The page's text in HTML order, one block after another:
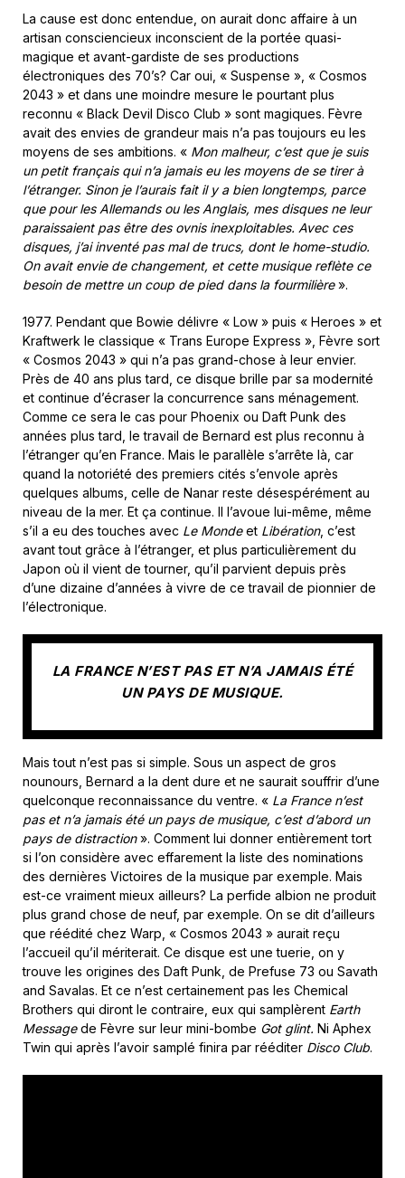
La cause est donc entendue, on aurait donc affaire à un
artisan consciencieux inconscient de la portée quasi-
magique et avant-gardiste de ses productions
électroniques des 70’s? Car oui, « Suspense », « Cosmos
2043 » et dans une moindre mesure le pourtant plus
reconnu « Black Devil Disco Club » sont magiques. Fèvre
avait des envies de grandeur mais n’a pas toujours eu les
moyens de ses ambitions. « Mon malheur, c’est que je suis
un petit français qui n’a jamais eu les moyens de se tirer à
l’étranger. Sinon je l’aurais fait il y a bien longtemps, parce
que pour les Allemands ou les Anglais, mes disques ne leur
paraissaient pas être des ovnis inexploitables. Avec ces
disques, j’ai inventé pas mal de trucs, dont le home-studio.
On avait envie de changement, et cette musique reflète ce
besoin de mettre un coup de pied dans la fourmilière».
1977. Pendant que Bowie délivre « Low » puis « Heroes » et
Kraftwerk le classique « Trans Europe Express », Fèvre sort
« Cosmos 2043 » qui n’a pas grand-chose à leur envier.
Près de 40 ans plus tard, ce disque brille par sa modernité
et continue d’écraser la concurrence sans ménagement.
Comme ce sera le cas pour Phoenix ou Daft Punk des
années plus tard, le travail de Bernard est plus reconnu à
l’étranger qu’en France. Mais le parallèle s’arrête là, car
quand la notoriété des premiers cités s’envole après
quelques albums, celle de Nanar reste désespérément au
niveau de la mer. Et ça continue. Il l’avoue lui-même, même
s’il a eu des touches avec Le Mondeet Libération, c’est
avant tout grâce à l’étranger, et plus particulièrement du
Japon où il vient de tourner, qu’il parvient depuis près
d’une dizaine d’années à vivre de ce travail de pionnier de
l’électronique.
LA FRANCE N’EST PAS ET N’A JAMAIS ÉTÉ
UN PAYS DE MUSIQUE.
Mais tout n’est pas si simple. Sous un aspect de gros
nounours, Bernard a la dent dure et ne saurait souffrir d’une
quelconque reconnaissance du ventre. « La France n’est
pas et n’a jamais été un pays de musique, c’est d’abord un
pays de distraction». Comment lui donner entièrement tort
si l’on considère avec effarement la liste des nominations
des dernières Victoires de la musique par exemple. Mais
est-ce vraiment mieux ailleurs? La perfide albion ne produit
plus grand chose de neuf, par exemple. On se dit d’ailleurs
que réédité chez Warp, « Cosmos 2043 » aurait reçu
l’accueil qu’il mériterait. Ce disque est une tuerie, on y
trouve les origines des Daft Punk, de Prefuse 73 ou Savath
and Savalas. Et ce n’est certainement pas les Chemical
Brothers qui diront le contraire, eux qui samplèrent Earth
Messagede Fèvre sur leur mini-bombe Got glint. Ni Aphex
Twin qui après l’avoir samplé finira par rééditer Disco Club.